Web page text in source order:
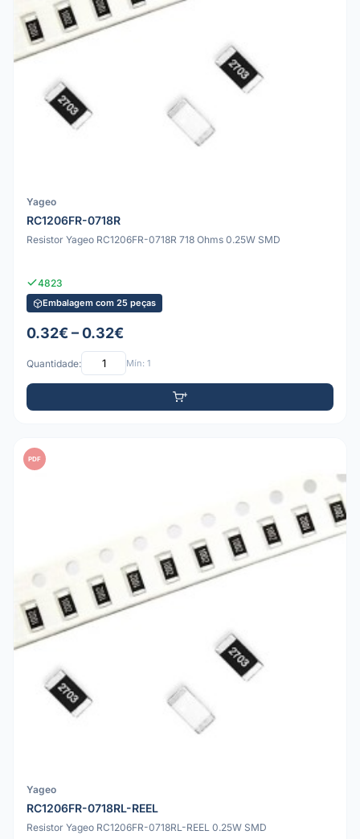
Yageo
RC1206FR-0718R
Resistor Yageo RC1206FR-0718R 718 Ohms 0.25W SMD
4823
Embalagem com 25 peças
0.32€ – 0.32€
Quantidade: Mín: 1
PDF
Yageo
RC1206FR-0718RL-REEL
Resistor Yageo RC1206FR-0718RL-REEL 0.25W SMD